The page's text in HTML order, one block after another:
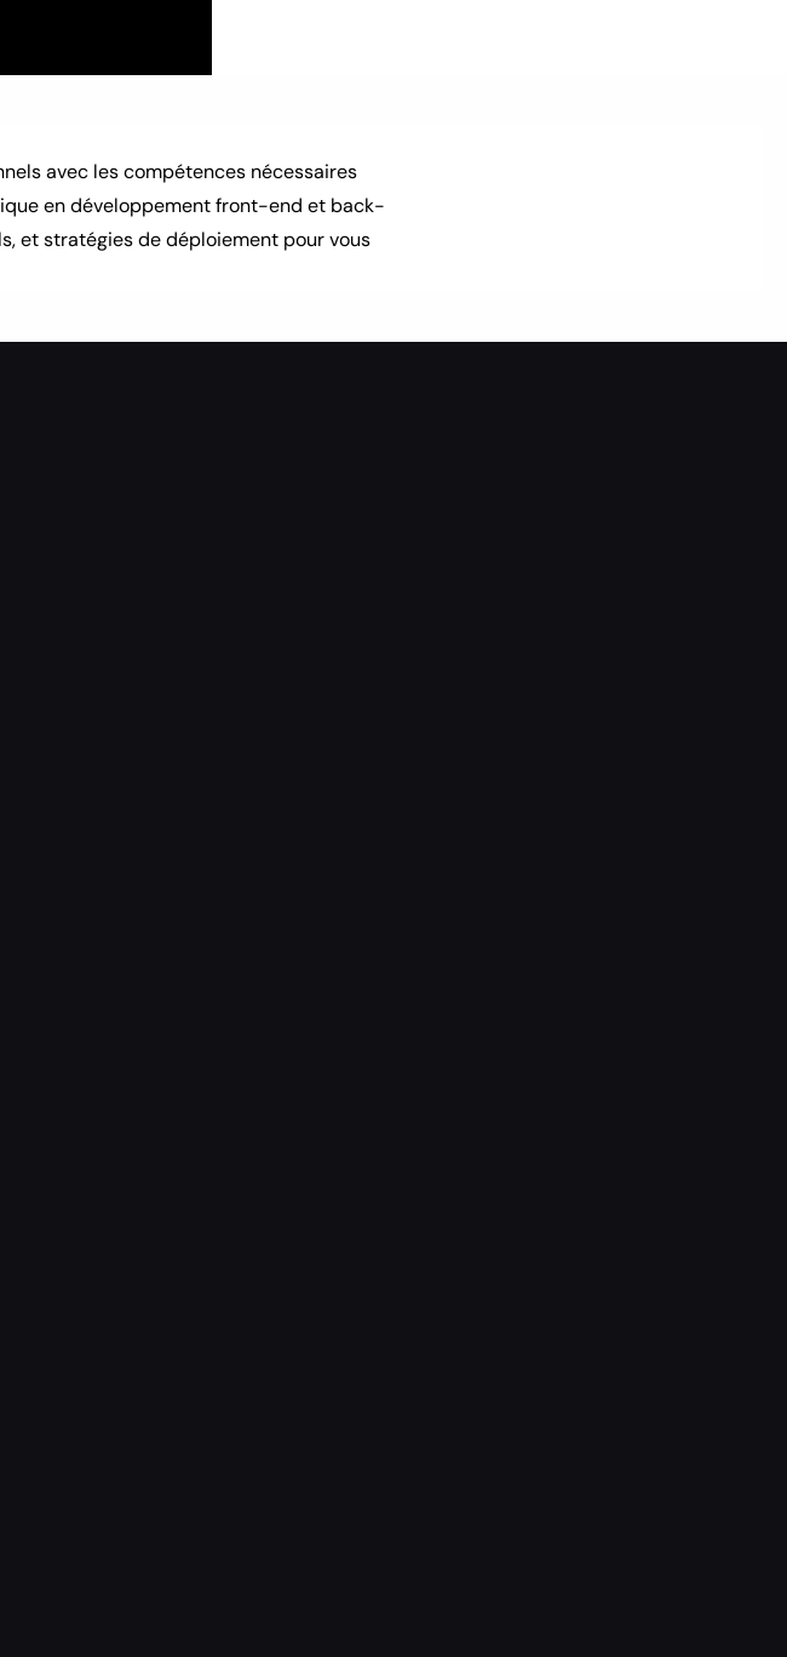
avec les compétences nécessaires
en développement front-end et back-
et stratégies de déploiement pour vous